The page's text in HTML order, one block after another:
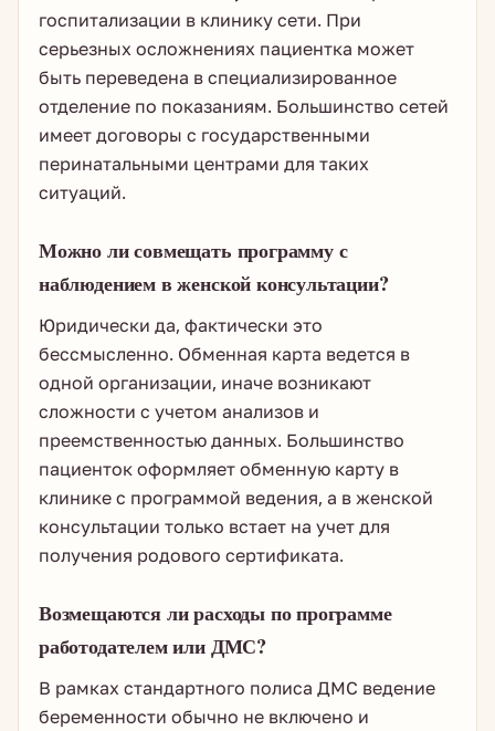
госпитализации в клинику сети. При
серьезных осложнениях пациентка может
быть переведена в специализированное
отделение по показаниям. Большинство сетей
имеет договоры с государственными
перинатальными центрами для таких
ситуаций.
Можно ли совмещать программу с
наблюдением в женской консультации?
Юридически да, фактически это
бессмысленно. Обменная карта ведется в
одной организации, иначе возникают
сложности с учетом анализов и
преемственностью данных. Большинство
пациенток оформляет обменную карту в
клинике с программой ведения, а в женской
консультации только встает на учет для
получения родового сертификата.
Возмещаются ли расходы по программе
работодателем или ДМС?
В рамках стандартного полиса ДМС ведение
беременности обычно не включено и